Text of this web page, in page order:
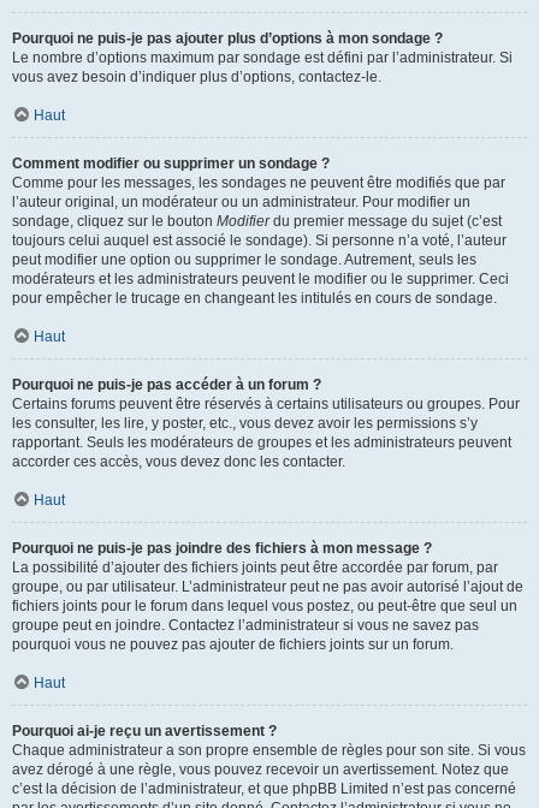
Pourquoi ne puis-je pas ajouter plus d’options à mon sondage ?
Le nombre d’options maximum par sondage est défini par l’administrateur. Si
vous avez besoin d’indiquer plus d’options, contactez-le.
Haut
Comment modifier ou supprimer un sondage ?
Comme pour les messages, les sondages ne peuvent être modifiés que par
l’auteur original, un modérateur ou un administrateur. Pour modifier un
sondage, cliquez sur le bouton Modifierdu premier message du sujet (c’est
toujours celui auquel est associé le sondage). Si personne n’a voté, l’auteur
peut modifier une option ou supprimer le sondage. Autrement, seuls les
modérateurs et les administrateurs peuvent le modifier ou le supprimer. Ceci
pour empêcher le trucage en changeant les intitulés en cours de sondage.
Haut
Pourquoi ne puis-je pas accéder à un forum ?
Certains forums peuvent être réservés à certains utilisateurs ou groupes. Pour
les consulter, les lire, y poster, etc., vous devez avoir les permissions s’y
rapportant. Seuls les modérateurs de groupes et les administrateurs peuvent
accorder ces accès, vous devez donc les contacter.
Haut
Pourquoi ne puis-je pas joindre des fichiers à mon message ?
La possibilité d’ajouter des fichiers joints peut être accordée par forum, par
groupe, ou par utilisateur. L’administrateur peut ne pas avoir autorisé l’ajout de
fichiers joints pour le forum dans lequel vous postez, ou peut-être que seul un
groupe peut en joindre. Contactez l’administrateur si vous ne savez pas
pourquoi vous ne pouvez pas ajouter de fichiers joints sur un forum.
Haut
Pourquoi ai-je reçu un avertissement ?
Chaque administrateur a son propre ensemble de règles pour son site. Si vous
avez dérogé à une règle, vous pouvez recevoir un avertissement. Notez que
c’est la décision de l’administrateur, et que phpBB Limited n’est pas concerné